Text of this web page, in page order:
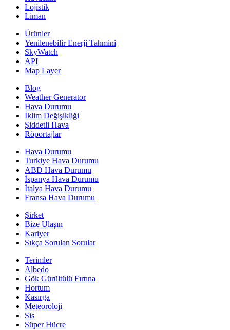
Lojistik
Liman
Ürünler
Yenilenebilir Enerji Tahmini
SkyWatch
API
Map Layer
Blog
Weather Generator
Hava Durumu
İklim Değişikliği
Şiddetli Hava
Röportajlar
Hava Durumu
Turkiye Hava Durumu
ABD Hava Durumu
İspanya Hava Durumu
İtalya Hava Durumu
Fransa Hava Durumu
Şirket
Bize Ulaşın
Kariyer
Sıkça Sorulan Sorular
Terimler
Albedo
Gök Gürültülü Fırtına
Hortum
Kasırga
Meteoroloji
Sis
Süper Hücre